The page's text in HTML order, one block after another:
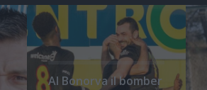
Al Bonorva il bomber